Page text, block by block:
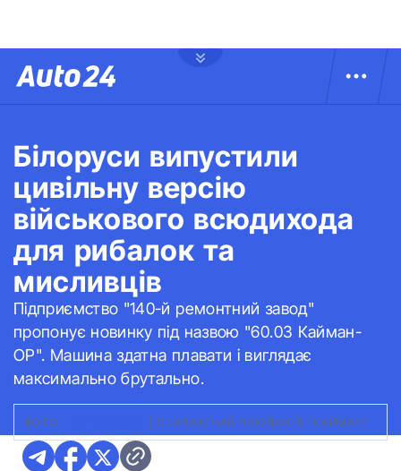
Білоруси випустили
цивільну версію
військового всюдихода
для рибалок та
мисливців
Підприємство "140-й ремонтний завод"
пропонує новинку під назвою "60.03 Кайман-
ОР". Машина здатна плавати і виглядає
максимально брутально.
ФОТО: ПЛАВАЮЧИЙ ВСЮДИХІД “КАЙМАН”